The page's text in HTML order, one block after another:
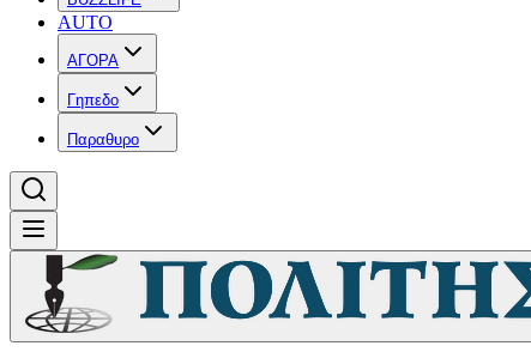
AUTO
ΑΓΟΡΑ
Γηπεδο
Παραθυρο